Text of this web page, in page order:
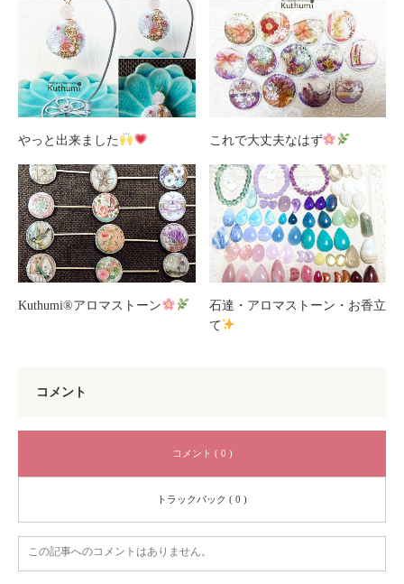
やっと出来ました これで大丈夫なはず
Kuthumi®️アロマストーン
石達・アロマストーン・お香立
て
コメント
コメント ( 0 )
トラックバック ( 0 )
この記事へのコメントはありません。